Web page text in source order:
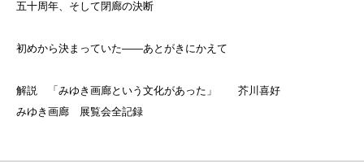
五十周年、そして閉廊の決断
初めから決まっていた——あとがきにかえて
解説 「みゆき画廊という文化があった」 芥川喜好
みゆき画廊 展覧会全記録